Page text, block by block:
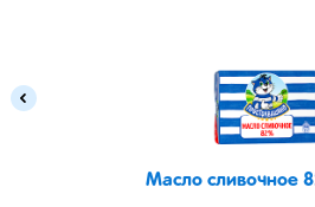
Масло сливочное